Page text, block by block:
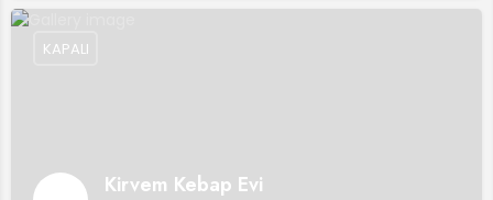
Kirvem Kebap Evi
KAPALI